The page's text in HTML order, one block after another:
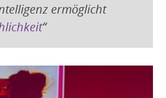
ermöglicht
“